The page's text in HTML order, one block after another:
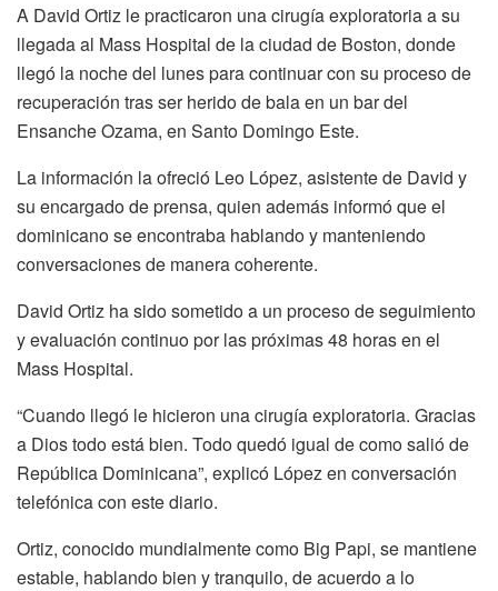
A David Ortiz le practicaron una cirugía exploratoria a su
llegada al Mass Hospital de la ciudad de Boston, donde
llegó la noche del lunes para continuar con su proceso de
recuperación tras ser herido de bala en un bar del
Ensanche Ozama, en Santo Domingo Este.
La información la ofreció Leo López, asistente de David y
su encargado de prensa, quien además informó que el
dominicano se encontraba hablando y manteniendo
conversaciones de manera coherente.
David Ortiz ha sido sometido a un proceso de seguimiento
y evaluación continuo por las próximas 48 horas en el
Mass Hospital.
“Cuando llegó le hicieron una cirugía exploratoria. Gracias
a Dios todo está bien. Todo quedó igual de como salió de
República Dominicana”, explicó López en conversación
telefónica con este diario.
Ortiz, conocido mundialmente como Big Papi, se mantiene
estable, hablando bien y tranquilo, de acuerdo a lo